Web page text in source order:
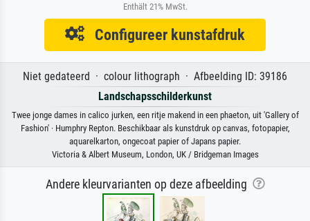
Enthält 21% MwSt.
Configureer kunstafdruk
Niet gedateerd · colour lithograph · Afbeelding ID: 39186
Landschapsschilderkunst
Twee jonge dames in calico jurken, een ritje makend in een phaeton, uit 'Gallery of
Fashion' · Humphry Repton. Beschikbaar als kunstdruk op canvas, fotopapier,
aquarelkarton, ongecoat papier of Japans papier.
Victoria & Albert Museum, London, UK / Bridgeman Images
Andere kleurvarianten op deze afbeelding